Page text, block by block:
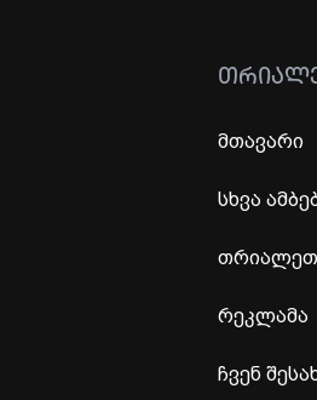
მთავარი
სხვა
რეკლამა
ჩვენ